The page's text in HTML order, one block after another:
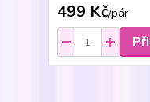
499 Kč/pár